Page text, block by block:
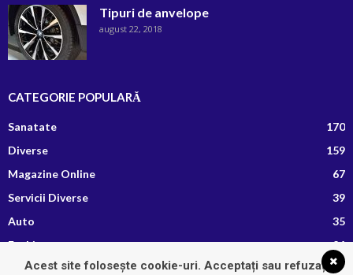
Tipuri de anvelope
august 22, 2018
CATEGORIE POPULARĂ
Sanatate
170
Diverse
159
Magazine Online
67
Servicii Diverse
39
Auto
35
Fashion
26
Afaceri si Finante
13
Acest site folosește cookie-uri. Acceptați sau refuzați